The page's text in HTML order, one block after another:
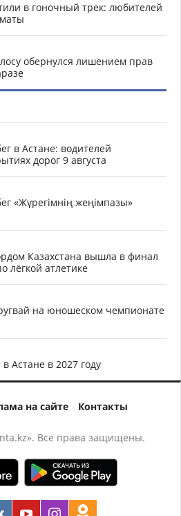
в гоночный трек: любителей
обернулся лишением прав
в Астане: водителей
дорог 9 августа
«Жүрегімнің жеңімпазы»
Казахстана вышла в финал
лёгкой атлетике
на юношеском чемпионате
Астане в 2027 году
на сайте Контакты
Все права защищены.